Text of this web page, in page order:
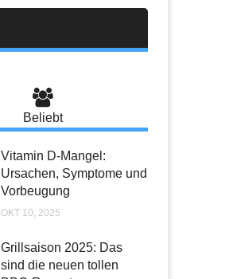
Beliebt
Vitamin D-Mangel:
Ursachen, Symptome und
Vorbeugung
OKT 10, 2025
Grillsaison 2025: Das
sind die neuen tollen